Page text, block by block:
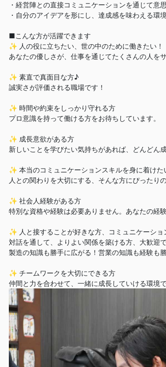
・経営陣との直接コミュニケーションを通じて意
・自分のアイデアを形にし、達成感を味わえる環境
■こんな方が活躍できます
✨ 人の役に立ちたい、世の中のために働きたい！
あなたの優しさが、仕事を通じてたくさんの人を
✨ 素直で真面目な方♪
誠実さが評価される職場です！
✨ 時間や約束をしっかり守れる方
プロ意識を持って働ける方をお待ちしています。
✨ 成長意欲がある方
新しいことを学びたい気持ちがあれば、どんどん成
✨ 本当のコミュニケーションスキルを身に着けた
人との関わりを大切にする、そんな方にぴったりの
✨ 社会人経験がある方
特別な資格や経験は必要ありません。あなたの経
✨ 人と接することが好きな方、コミュニケーショ
対話を通して、よりよい関係を築ける方、大歓迎で
製造の知識も勝手に広がる！営業の知識も経験も
✨ チームワークを大切にできる方
仲間と力を合わせて、一緒に成長し